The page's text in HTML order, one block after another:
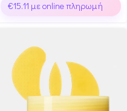
€15.11 με online πληρωμή